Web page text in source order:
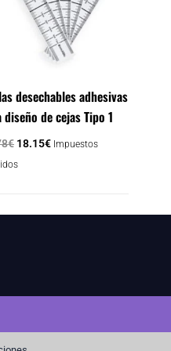
desechables adhesivas
diseño de cejas Tipo 1
€ 18.15€ Impuestos